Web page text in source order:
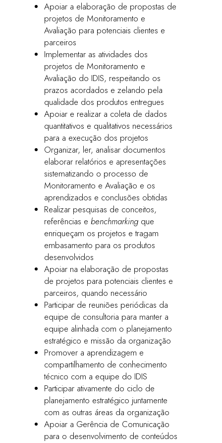
Apoiar a elaboração de propostas de
projetos de Monitoramento e
Avaliação para potenciais clientes e
parceiros
Implementar as atividades dos
projetos de Monitoramento e
Avaliação do IDIS, respeitando os
prazos acordados e zelando pela
qualidade dos produtos entregues
Apoiar e realizar a coleta de dados
quantitativos e qualitativos necessários
para a execução dos projetos
Organizar, ler, analisar documentos
elaborar relatórios e apresentações
sistematizando o processo de
Monitoramento e Avaliação e os
aprendizados e conclusões obtidas
Realizar pesquisas de conceitos,
referências ebenchmarking que
enriqueçam os projetos e tragam
embasamento para os produtos
desenvolvidos
Apoiar na elaboração de propostas
de projetos para potenciais clientes e
parceiros, quando necessário
Participar de reuniões periódicas da
equipe de consultoria para manter a
equipe alinhada com o planejamento
estratégico e missão da organização
Promover a aprendizagem e
compartilhamento de conhecimento
técnico com a equipe do IDIS
Participar ativamente do ciclo de
planejamento estratégico juntamente
com as outras áreas da organização
Apoiar a Gerência de Comunicação
para o desenvolvimento de conteúdos